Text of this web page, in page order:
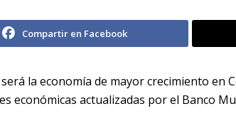
Compartir en Facebook
la economía de mayor crecimiento en
económicas actualizadas por el Banco